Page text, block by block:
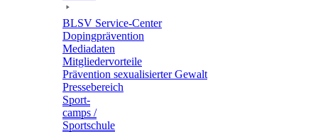
BLSV Service-Center
Doping­prä­ven­tion
Media­da­ten
Mitglie­der­vor­teile
Präven­tion sexua­li­sier­ter Gewalt
Pres­se­be­reich
Sport­
camps /
Sportschule